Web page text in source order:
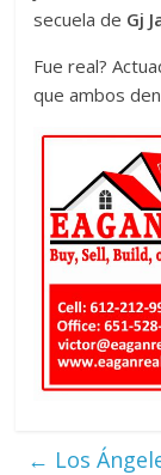
secuela de Gj
Fue real?
que ambos
← Los